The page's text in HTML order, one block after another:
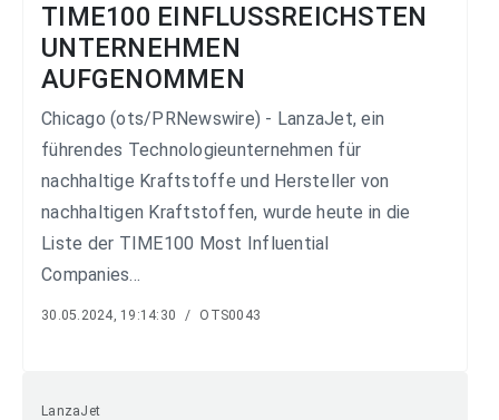
TIME100 EINFLUSSREICHSTEN
UNTERNEHMEN
AUFGENOMMEN
Chicago (ots/PRNewswire) - LanzaJet, ein
führendes Technologieunternehmen für
nachhaltige Kraftstoffe und Hersteller von
nachhaltigen Kraftstoffen, wurde heute in die
Liste der TIME100 Most Influential
Companies...
30.05.2024, 19:14:30 / OTS0043
LanzaJet